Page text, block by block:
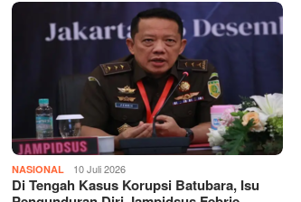
NASIONAL 10 Juli 2026
Di Tengah Kasus Korupsi Batubara, Isu